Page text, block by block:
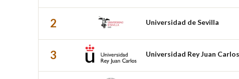
2 Universidad de Sevilla
3 Universidad Rey Juan Carlos